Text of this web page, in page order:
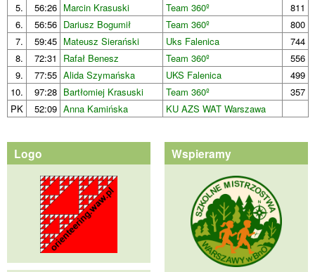
5.
56:26 Marcin Krasuski Team 360º
811
6.
56:56 Dariusz Bogumił Team 360º
800
7.
59:45 Mateusz Sierański Uks Falenica
744
8.
72:31 Rafał Benesz Team 360º
556
9.
77:55 Alida Szymańska UKS Falenica
499
10.
97:28 Bartłomiej Krasuski Team 360º
357
PK
52:09 Anna Kamińska KU AZS WAT Warszawa
Logo Wspieramy